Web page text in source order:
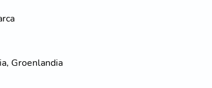
Groenlandia